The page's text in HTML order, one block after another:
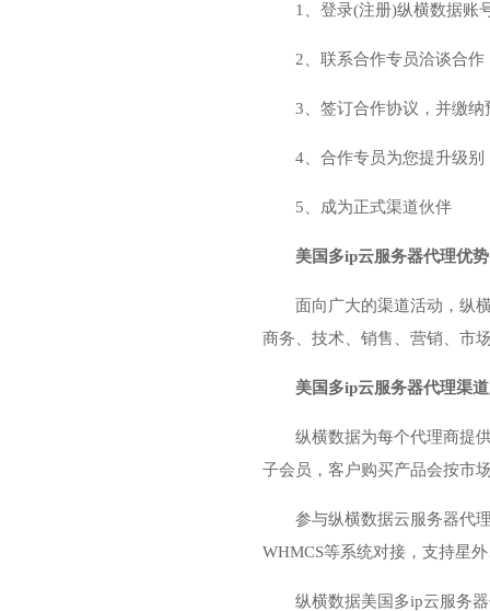
1、登录(注册)纵横数据账
2、联系合作专员洽谈合作
3、签订合作协议，并缴纳
4、合作专员为您提升级别
5、成为正式渠道伙伴
美国多ip云服务器代理优
面向广大的渠道活动，纵
商务、技术、销售、营销、市
美国多ip云服务器代理渠
纵横数据为每个代理商提
子会员，客户购买产品会按市
参与纵横数据云服务器代
WHMCS等系统对接，支持星
纵横数据美国多ip云服务